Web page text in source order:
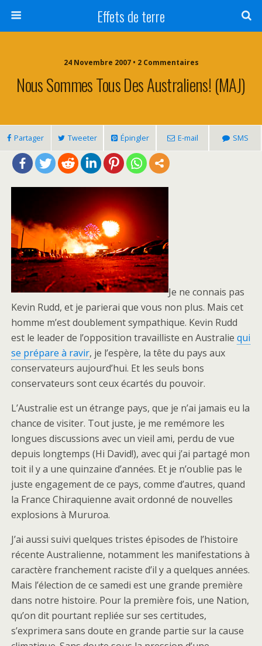
Effets de terre
24 Novembre 2007 • 2 Commentaires
Nous Sommes Tous Des Australiens! (MAJ)
Partager Tweeter Épingler E-mail SMS
Je ne connais pas
Kevin Rudd, et je parierai que vous non plus. Mais cet
homme m’est doublement sympathique. Kevin Rudd
est le leader de l’opposition travailliste en Australie qui
se prépare à ravir, je l’espère, la tête du pays aux
conservateurs aujourd’hui. Et les seuls bons
conservateurs sont ceux écartés du pouvoir.
L’Australie est un étrange pays, que je n’ai jamais eu la
chance de visiter. Tout juste, je me remémore les
longues discussions avec un vieil ami, perdu de vue
depuis longtemps (Hi David!), avec qui j’ai partagé mon
toit il y a une quinzaine d’années. Et je n’oublie pas le
juste engagement de ce pays, comme d’autres, quand
la France Chiraquienne avait ordonné de nouvelles
explosions à Mururoa.
J’ai aussi suivi quelques tristes épisodes de l’histoire
récente Australienne, notamment les manifestations à
caractère franchement raciste d’il y a quelques années.
Mais l’élection de ce samedi est une grande première
dans notre histoire. Pour la première fois, une Nation,
qu’on dit pourtant repliée sur ses certitudes,
s’exprimera sans doute en grande partie sur la cause